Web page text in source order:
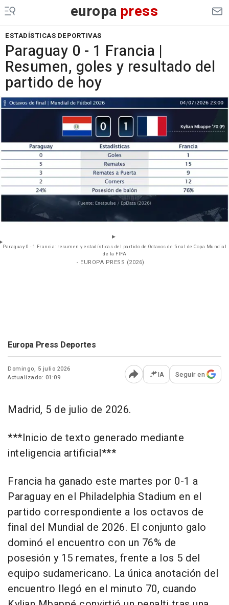
europa press
ESTADÍSTICAS DEPORTIVAS
Paraguay 0 - 1 Francia |
Resumen, goles y resultado del
partido de hoy
Paraguay 0 - 1 Francia: resumen y estadísticas del partido de Octavos de final de Copa Mundial
de la FIFA
- EUROPA PRESS (2026)
Europa Press Deportes
Domingo, 5 julio 2026
Actualizado: 01:09
Abrir opciones para
IA Seguir en
Madrid, 5 de julio de 2026.
***Inicio de texto generado mediante
inteligencia artificial***
Francia ha ganado este martes por 0-1 a
Paraguay en el Philadelphia Stadium en el
partido correspondiente a los octavos de
final del Mundial de 2026. El conjunto galo
dominó el encuentro con un 76% de
posesión y 15 remates, frente a los 5 del
equipo sudamericano. La única anotación del
encuentro llegó en el minuto 70, cuando